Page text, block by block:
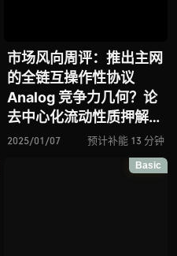
市场风向周评：推出主网
的全链互操作性协议
Analog 竞争力几何？论
去中心化流动性质押解决
方案 UTXOStack 发布白
皮书、Story Protocol
推出 Agent TCP/IP
2025/01/07 预计补能 13 分钟
Basic